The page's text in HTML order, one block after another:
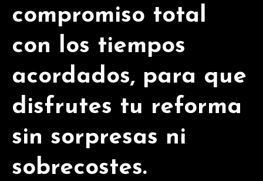
compromiso total
con los tiempos
acordados, para que
disfrutes tu reforma
sin sorpresas ni
sobrecostes.